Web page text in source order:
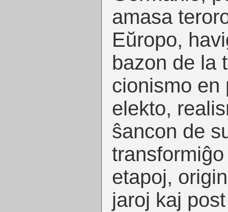
amasa
Eŭropo,
bazon de la
cionismo en
elekto,
ŝancon de
etapoj,
jaroj kaj